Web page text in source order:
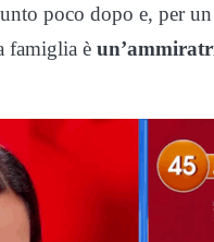
poco dopo e, per
famiglia è